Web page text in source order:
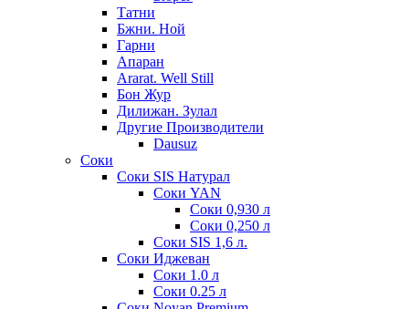
Татни
Бжни. Ной
Гарни
Апаран
Ararat. Well Still
Бон Жур
Дилижан. Зулал
Другие Производители
Dausuz
Соки
Соки SIS Натурал
Соки YAN
Соки 0,930 л
Соки 0,250 л
Соки SIS 1,6 л.
Соки Иджеван
Соки 1.0 л
Соки 0.25 л